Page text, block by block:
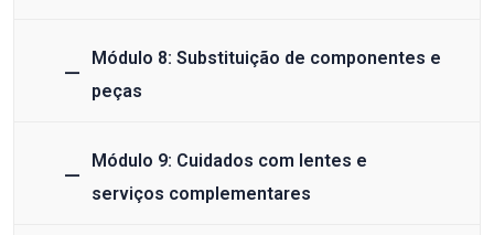
Módulo 8: Substituição de componentes e
peças
Módulo 9: Cuidados com lentes e
serviços complementares